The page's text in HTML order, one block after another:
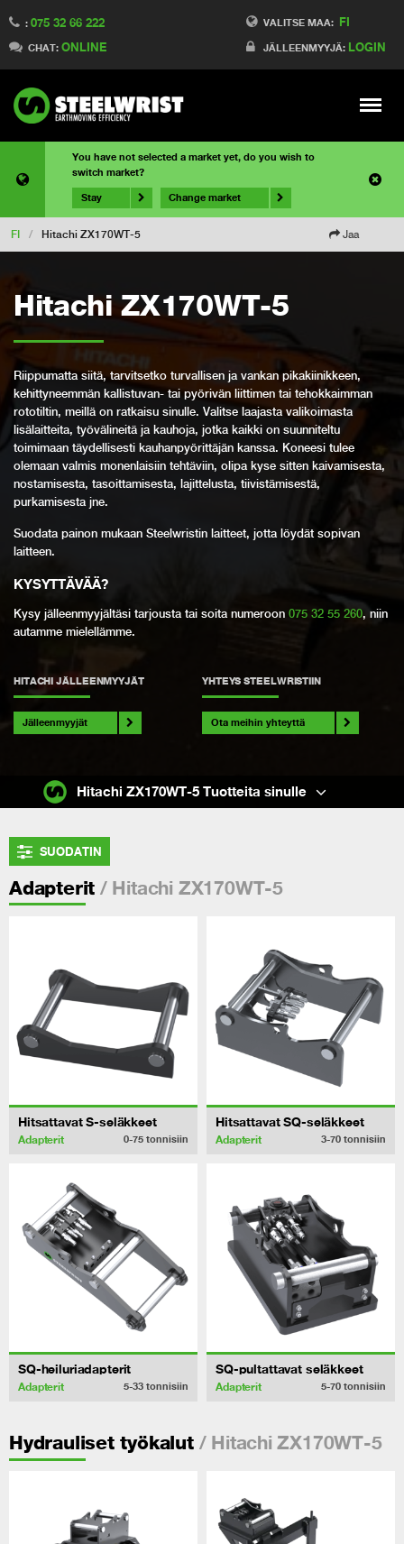
VALITSE MAA: FI
JÄLLEENMYYJÄ: LOGIN
: 075 32 66 222
CHAT: ONLINE
Meny
You have not selected a market yet, do you wish to
switch market?
Stay Change market
FI / Hitachi ZX170WT-5 Jaa
Hitachi ZX170WT-5
Riippumatta siitä, tarvitsetko turvallisen ja vankan pikakiinikkeen,
kehittyneemmän kallistuvan- tai pyörivän liittimen tai tehokkaimman
rototiltin, meillä on ratkaisu sinulle. Valitse laajasta valikoimasta
lisälaitteita, työvälineitä ja kauhoja, jotka kaikki on suunniteltu
toimimaan täydellisesti kauhanpyörittäjän kanssa. Koneesi tulee
olemaan valmis monenlaisiin tehtäviin, olipa kyse sitten kaivamisesta,
nostamisesta, tasoittamisesta, lajittelusta, tiivistämisestä,
purkamisesta jne.
Suodata painon mukaan Steelwristin laitteet, jotta löydät sopivan
laitteen.
KYSYTTÄVÄÄ?
Kysy jälleenmyyjältäsi tarjousta tai soita numeroon 075 32 55 260, niin
autamme mielellämme.
HITACHI JÄLLEENMYYJÄT
Jälleenmyyjät
YHTEYS STEELWRISTIIN
Ota meihin yhteyttä
SUODATIN
Adapterit / Hitachi ZX170WT-5
Hitsattavat S-seläkkeet
Adapterit 0-75 tonnisiin
Hitsattavat SQ-seläkkeet
Adapterit 3-70 tonnisiin
SQ-heiluriadapterit
Adapterit 5-33 tonnisiin
SQ-pultattavat seläkkeet
Adapterit 5-70 tonnisiin
Hydrauliset työkalut/ Hitachi ZX170WT-5
Hitachi ZX170WT-5 Tuotteita sinulle